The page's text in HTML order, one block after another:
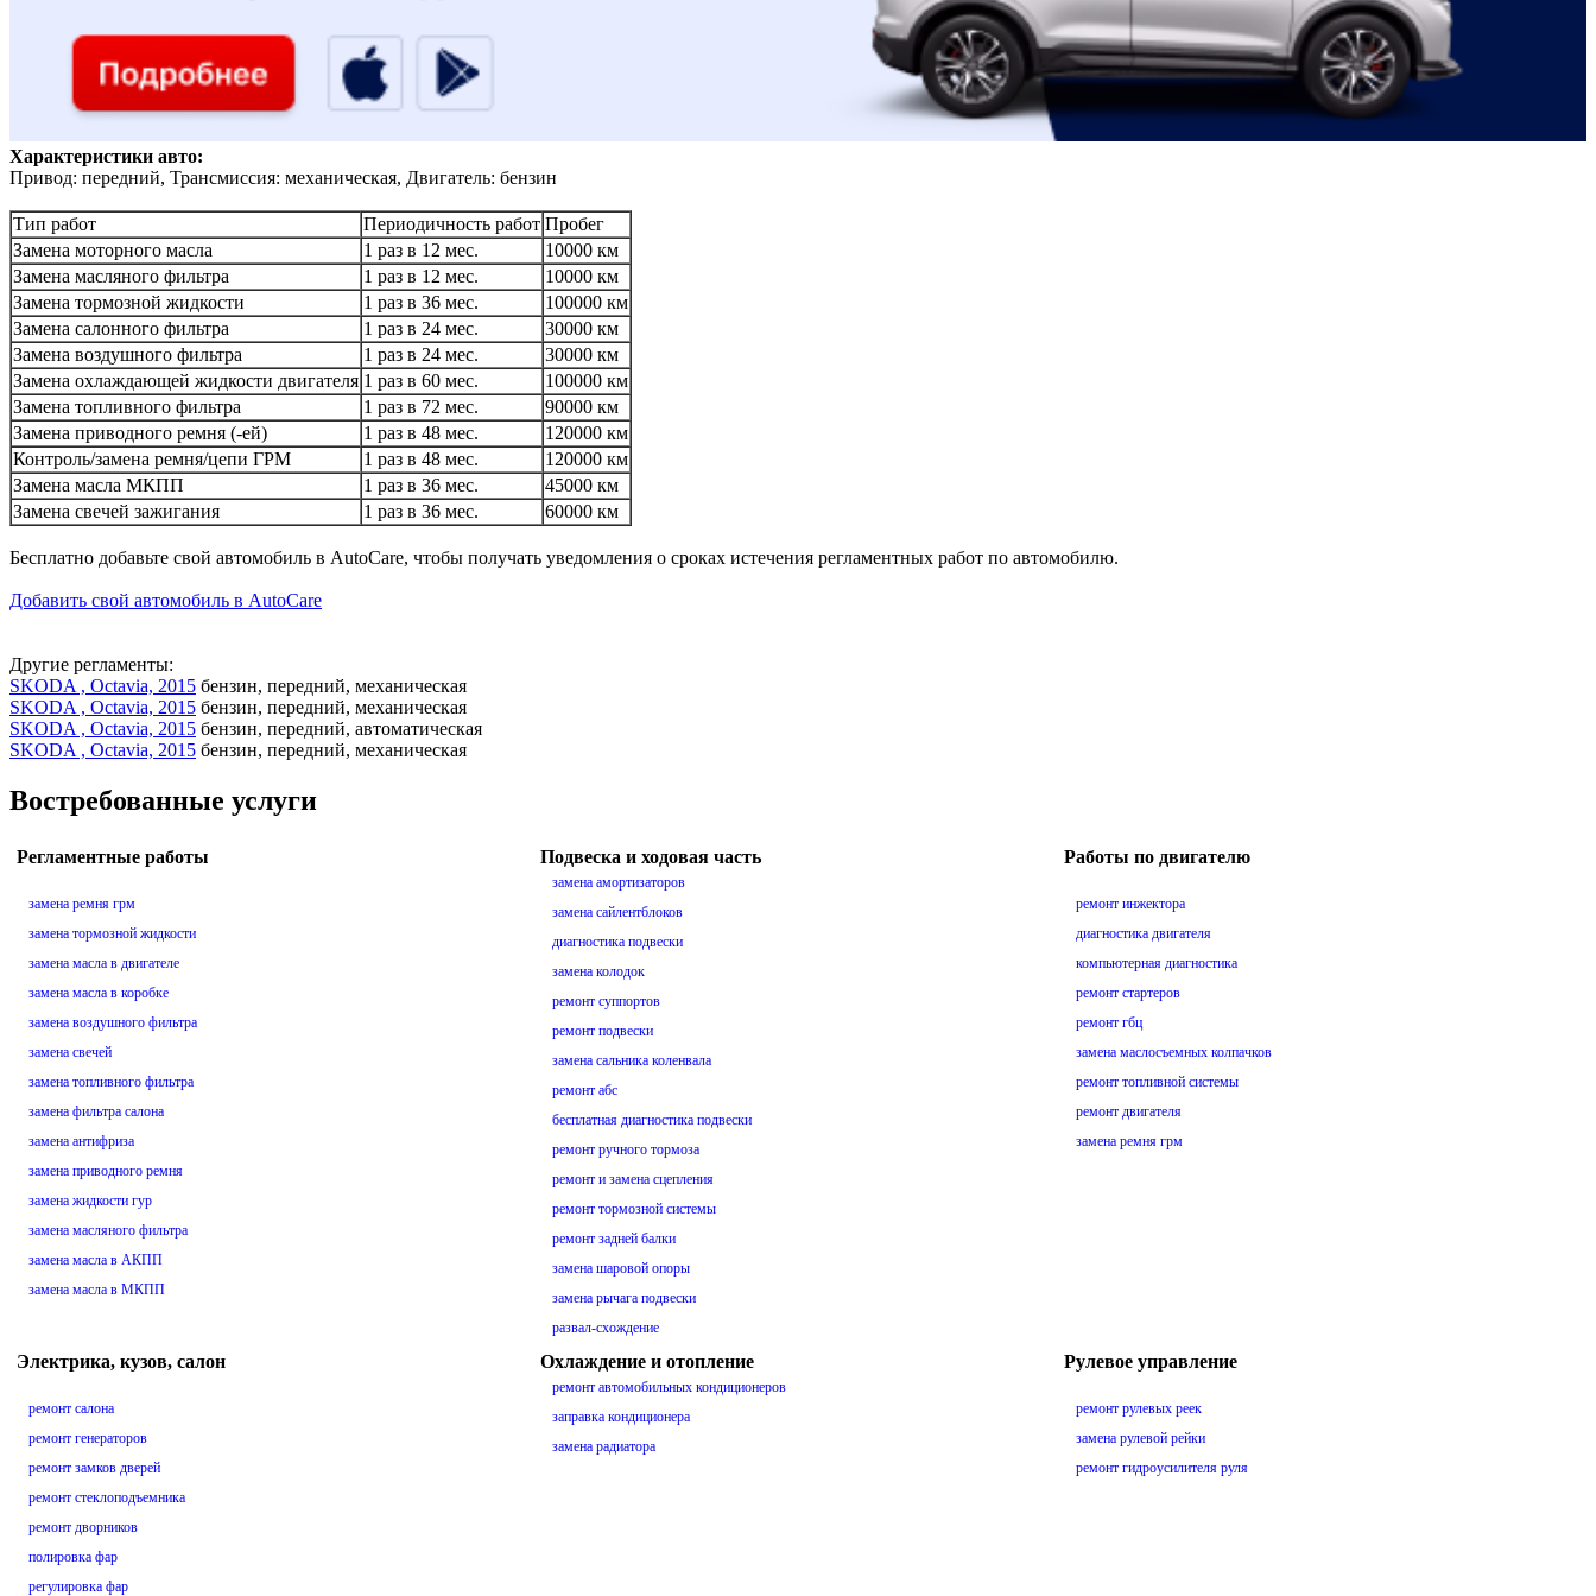
Характеристики авто:
Привод: передний, Трансмиссия: механическая, Двигатель: бензин
Тип работ Периодичность работ Пробег
Замена моторного масла
1 раз в 12 мес.
10000 км
Замена масляного фильтра
1 раз в 12 мес.
10000 км
Замена тормозной жидкости
1 раз в 36 мес.
100000 км
Замена салонного фильтра
1 раз в 24 мес.
30000 км
Замена воздушного фильтра
1 раз в 24 мес.
30000 км
Замена охлаждающей жидкости двигателя 1 раз в 60 мес.
100000 км
Замена топливного фильтра
1 раз в 72 мес.
90000 км
Замена приводного ремня (-ей)
1 раз в 48 мес.
120000 км
Контроль/замена ремня/цепи ГРМ
1 раз в 48 мес.
120000 км
Замена масла МКПП
1 раз в 36 мес.
45000 км
Замена свечей зажигания
1 раз в 36 мес. 60000 км
Бесплатно добавьте свой автомобиль в AutoCare, чтобы получать уведомления о сроках истечения регламентных работ по автомобилю.
Добавить свой автомобиль в AutoCare
Другие регламенты:
SKODA , Octavia, 2015 бензин, передний, механическая
SKODA , Octavia, 2015 бензин, передний, механическая
SKODA , Octavia, 2015 бензин, передний, автоматическая
SKODA , Octavia, 2015 бензин, передний, механическая
Востребованные услуги
Регламентные работы
замена ремня грм
замена тормозной жидкости
замена масла в двигателе
замена масла в коробке
замена воздушного фильтра
замена свечей
замена топливного фильтра
замена фильтра салона
замена антифриза
замена приводного ремня
замена жидкости гур
замена масляного фильтра
замена масла в АКПП
замена масла в МКПП
Подвеска и ходовая часть
замена амортизаторов
замена сайлентблоков
диагностика подвески
замена колодок
ремонт суппортов
ремонт подвески
замена сальника коленвала
ремонт абс
бесплатная диагностика подвески
ремонт ручного тормоза
ремонт и замена сцепления
ремонт тормозной системы
ремонт задней балки
замена шаровой опоры
замена рычага подвески
развал-схождение
Работы по двигателю
ремонт инжектора
диагностика двигателя
компьютерная диагностика
ремонт стартеров
ремонт гбц
замена маслосъемных колпачков
ремонт топливной системы
ремонт двигателя
замена ремня грм
Электрика, кузов, салон
ремонт салона
ремонт генераторов
ремонт замков дверей
ремонт стеклоподъемника
ремонт дворников
полировка фар
регулировка фар
Охлаждение и отопление
ремонт автомобильных кондиционеров
заправка кондиционера
замена радиатора
Рулевое управление
ремонт рулевых реек
замена рулевой рейки
ремонт гидроусилителя руля